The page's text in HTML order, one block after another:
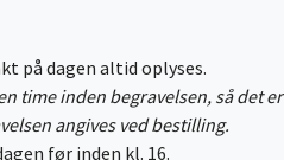
på dagen altid oplyses.
time inden begravelsen, så det er
angives ved bestilling.
før inden kl. 16.